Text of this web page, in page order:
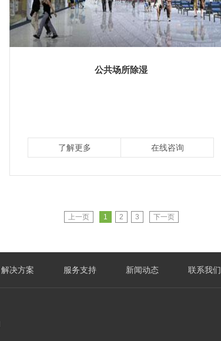
公共场所除湿
了解更多 在线咨询
上一页 1 2 3 下一页
解决方案 服务支持 新闻动态 联系我们